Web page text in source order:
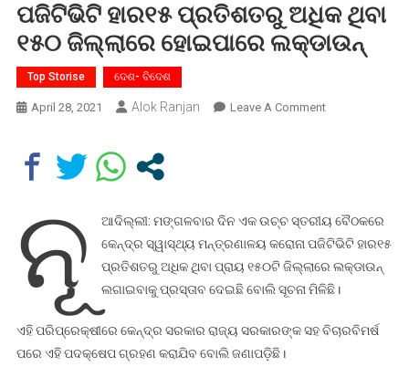
ପଜିଟିଭିଟି ହାର୧୫ ପ୍ରତିଶତରୁ ଅଧିକ ଥିବା
୧୫୦ ଜିଲ୍ଲାରେ ହୋଇପାରେ ଲକ୍‌ଡାଉନ୍‌
Top Storise ଦେଶ- ବିଦେଶ
April 28, 2021 Alok Ranjan Leave A CommentOn
ଥିବା
ଜିଲ୍ଲାରେ
ହୋଇପାରେ
ଲକ୍‌ଡାଉନ୍‌
ନୂ
ଆଦିଲ୍ଲୀ: ମଙ୍ଗଳବାର ଦିନ ଏକ ଉଚ୍ଚ ସ୍ତରୀୟ ବୈଠକରେ
କେନ୍ଦ୍ର ସ୍ୱାସ୍ଥ୍ୟ ମନ୍ତ୍ରଣାଳୟ କରୋନା ପଜିଟିଭିଟି ହାର୧୫
ପ୍ରତିଶତରୁ ଅଧିକ ଥିବା ପ୍ରାୟ ୧୫୦ଟି ଜିଲ୍ଲାରେ ଲକ୍‌ଡାଉନ୍‌
ଲଗାଇବାକୁ ପ୍ରସ୍ତାବ ଦେଇଛି ବୋଲି ସୂଚନା ମିଳିଛି।
ଏହି ପରିପ୍ରେକ୍ଷୀରେ କେନ୍ଦ୍ର ସରକାର ରାଜ୍ୟ ସରକାରଙ୍କ ସହ ବିଚାରବିମର୍ଷ
ପରେ ଏହି ପଦକ୍ଷେପ ଗ୍ରହଣ କରାଯିବ ବୋଲି ଜଣାପଡ଼ିଛି।